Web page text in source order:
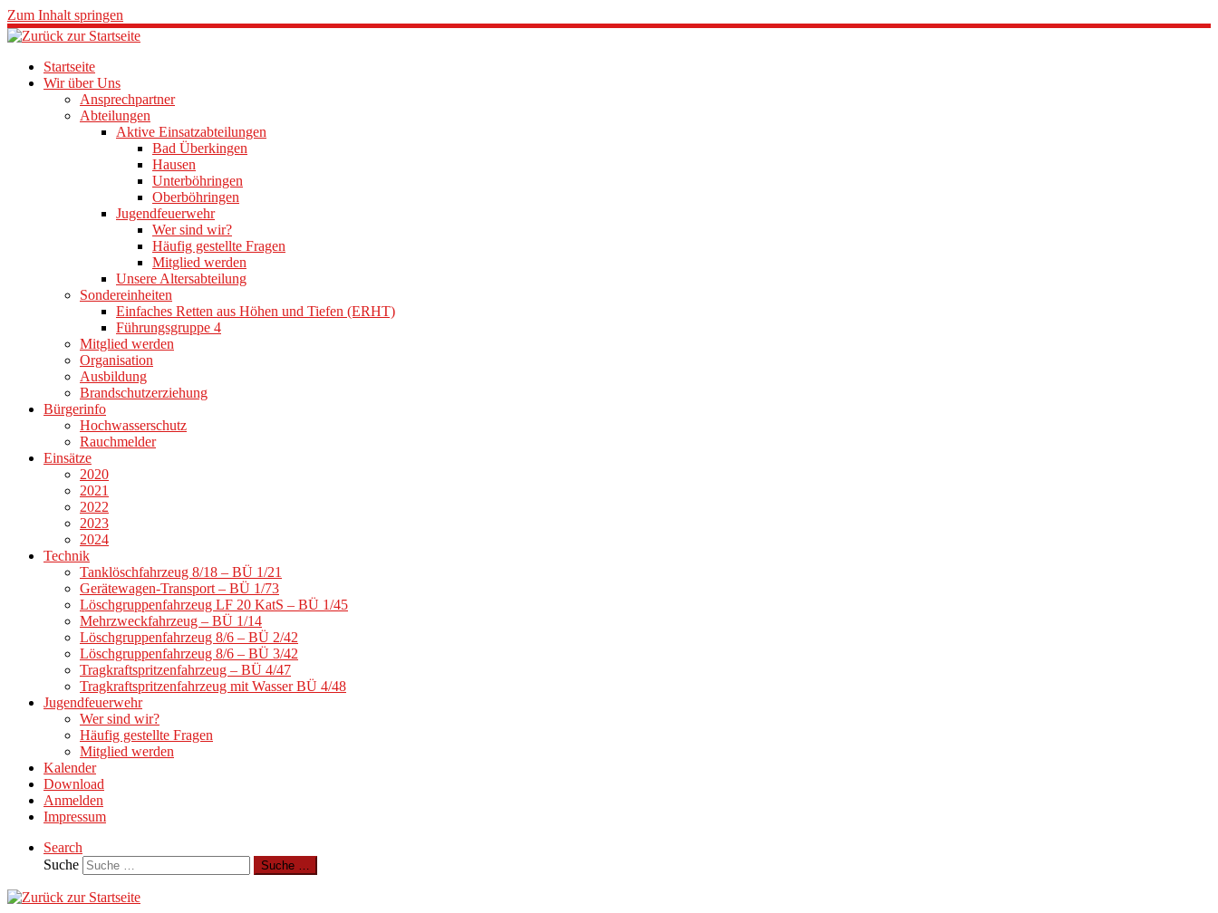
Zum Inhalt springen
Startseite
Wir über Uns
Ansprechpartner
Abteilungen
Aktive Einsatzabteilungen
Bad Überkingen
Hausen
Unterböhringen
Oberböhringen
Jugendfeuerwehr
Wer sind wir?
Häufig gestellte Fragen
Mitglied werden
Unsere Altersabteilung
Sondereinheiten
Einfaches Retten aus Höhen und Tiefen (ERHT)
Führungsgruppe 4
Mitglied werden
Organisation
Ausbildung
Brandschutzerziehung
Bürgerinfo
Hochwasserschutz
Rauchmelder
Einsätze
2020
2021
2022
2023
2024
Technik
Tanklöschfahrzeug 8/18 – BÜ 1/21
Gerätewagen-Transport – BÜ 1/73
Löschgruppenfahrzeug LF 20 KatS – BÜ 1/45
Mehrzweckfahrzeug – BÜ 1/14
Löschgruppenfahrzeug 8/6 – BÜ 2/42
Löschgruppenfahrzeug 8/6 – BÜ 3/42
Tragkraftspritzenfahrzeug – BÜ 4/47
Tragkraftspritzenfahrzeug mit Wasser BÜ 4/48
Jugendfeuerwehr
Wer sind wir?
Häufig gestellte Fragen
Mitglied werden
Kalender
Download
Anmelden
Impressum
Search
Suche
Suche …